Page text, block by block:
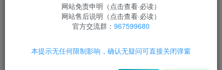
评分
欢迎为Ta评分
网站免责申明（点击查看·必读）
网站售后说明（点击查看·必读）
官方交流群： 967599680
本提示无任何限制影响，确认无疑问可直接关闭弹窗